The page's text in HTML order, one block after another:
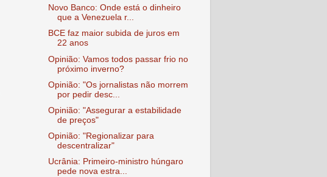
Novo Banco: Onde está o dinheiro
que a Venezuela r...
BCE faz maior subida de juros em
22 anos
Opinião: Vamos todos passar frio no
próximo inverno?
Opinião: "Os jornalistas não morrem
por pedir desc...
Opinião: "Assegurar a estabilidade
de preços"
Opinião: "Regionalizar para
descentralizar"
Ucrânia: Primeiro-ministro húngaro
pede nova estra...